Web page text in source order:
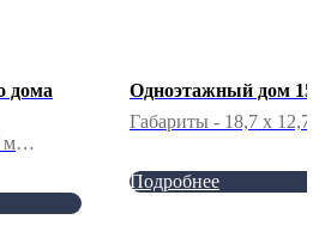
дома
м
Одноэтажный дом
Габариты - 18,7 x 12,7 м
Количество этажей - 1
Подробнее